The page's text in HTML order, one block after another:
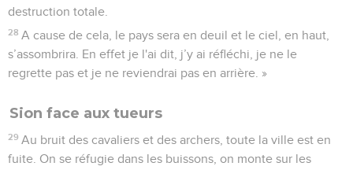
destruction totale.
28 A cause de cela, le pays sera en deuil et le ciel, en haut,
s’assombrira. En effet je l'ai dit, j’y ai réfléchi, je ne le
regrette pas et je ne reviendrai pas en arrière. »
Sion face aux tueurs
29 Au bruit des cavaliers et des archers, toute la ville est en
fuite. On se réfugie dans les buissons, on monte sur les